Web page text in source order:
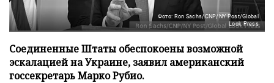
Фото: Ron Sachs/CNP/NY Post/Global
Look Press
Соединенные Штаты обеспокоены возможной
эскалацией на Украине, заявил американский
госсекретарь Марко Рубио.